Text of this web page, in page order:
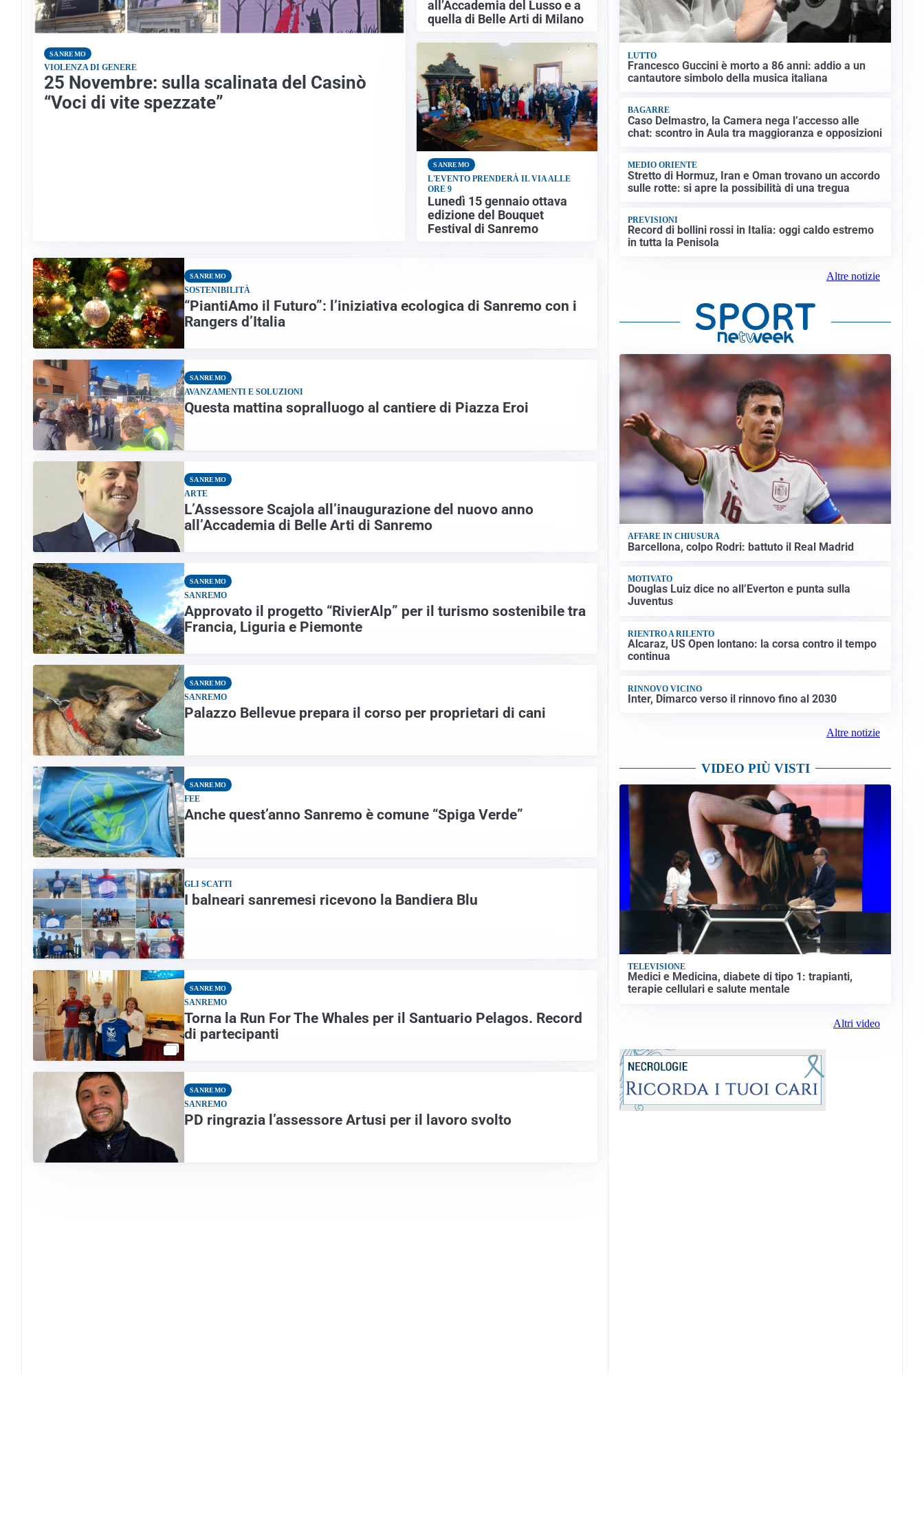
SANREMO
VIOLENZA DI GENERE
25 Novembre: sulla scalinata del Casinò
“Voci di vite spezzate”
all’Accademia del Lusso e a
quella di Belle Arti di Milano
SANREMO
L'EVENTO PRENDERÀ IL VIA ALLE
ORE 9
Lunedì 15 gennaio ottava
edizione del Bouquet
Festival di Sanremo
SANREMO
SOSTENIBILITÀ
“PiantiAmo il Futuro”: l’iniziativa ecologica di Sanremo con i
Rangers d’Italia
SANREMO
AVANZAMENTI E SOLUZIONI
Questa mattina sopralluogo al cantiere di Piazza Eroi
SANREMO
ARTE
L’Assessore Scajola all’inaugurazione del nuovo anno
all’Accademia di Belle Arti di Sanremo
SANREMO
SANREMO
Approvato il progetto “RivierAlp” per il turismo sostenibile tra
Francia, Liguria e Piemonte
SANREMO
SANREMO
Palazzo Bellevue prepara il corso per proprietari di cani
SANREMO
FEE
Anche quest’anno Sanremo è comune “Spiga Verde”
GLI SCATTI
I balneari sanremesi ricevono la Bandiera Blu
SANREMO
SANREMO
Torna la Run For The Whales per il Santuario Pelagos. Record
di partecipanti
SANREMO
SANREMO
PD ringrazia l’assessore Artusi per il lavoro svolto
LUTTO
Francesco Guccini è morto a 86 anni: addio a un
cantautore simbolo della musica italiana
BAGARRE
Caso Delmastro, la Camera nega l’accesso alle
chat: scontro in Aula tra maggioranza e opposizioni
MEDIO ORIENTE
Stretto di Hormuz, Iran e Oman trovano un accordo
sulle rotte: si apre la possibilità di una tregua
PREVISIONI
Record di bollini rossi in Italia: oggi caldo estremo
in tutta la Penisola
Altre notizie
AFFARE IN CHIUSURA
Barcellona, colpo Rodri: battuto il Real Madrid
MOTIVATO
Douglas Luiz dice no all’Everton e punta sulla
Juventus
RIENTRO A RILENTO
Alcaraz, US Open lontano: la corsa contro il tempo
continua
RINNOVO VICINO
Inter, Dimarco verso il rinnovo fino al 2030
Altre notizie
VIDEO PIÙ VISTI
TELEVISIONE
Medici e Medicina, diabete di tipo 1: trapianti,
terapie cellulari e salute mentale
Altri video